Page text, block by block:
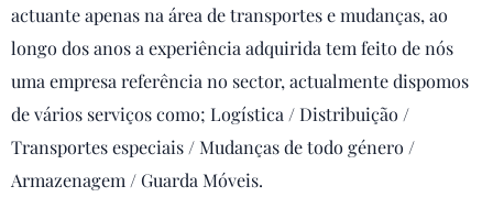
actuante apenas na área de transportes e mudanças, ao
longo dos anos a experiência adquirida tem feito de nós
uma empresa referência no sector, actualmente dispomos
de vários serviços como; Logística / Distribuição /
Transportes especiais / Mudanças de todo género /
Armazenagem / Guarda Móveis.